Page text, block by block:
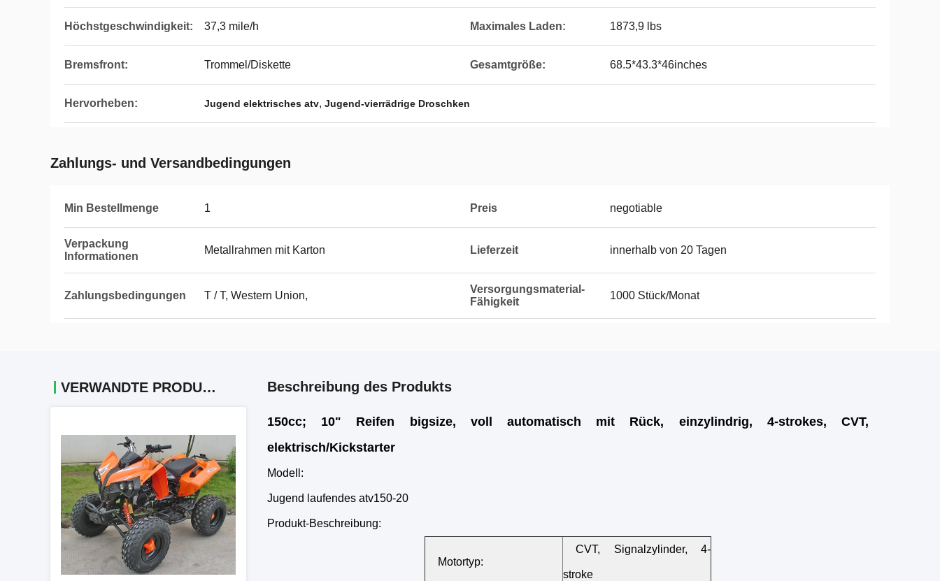
Höchstgeschwindigkeit: 37,3 mile/h Maximales Laden: 1873,9 lbs
Bremsfront: Trommel/Diskette Gesamtgröße: 68.5*43.3*46inches
Hervorheben: Jugend elektrisches atv, Jugend-vierrädrige Droschken
Zahlungs- und Versandbedingungen
Min Bestellmenge 1 Preis negotiable
Verpackung
Informationen
Metallrahmen mit Karton Lieferzeit innerhalb von 20 Tagen
Zahlungsbedingungen T / T, Western Union,
Versorgungsmaterial-
Fähigkeit
1000 Stück/Monat
VERWANDTE PRODUKTE Beschreibung des Produkts
150cc; 10" Reifen bigsize, voll automatisch mit Rück, einzylindrig, 4-strokes, CVT,
elektrisch/Kickstarter
Modell:
Jugend laufendes atv150-20
Produkt-Beschreibung:
Motortyp:
CVT, Signalzylinder, 4-
stroke